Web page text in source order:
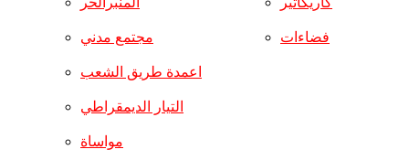
مجتمع مدني فضاءات
اعمدة طريق الشعب
التيار الديمقراطي
مواساة